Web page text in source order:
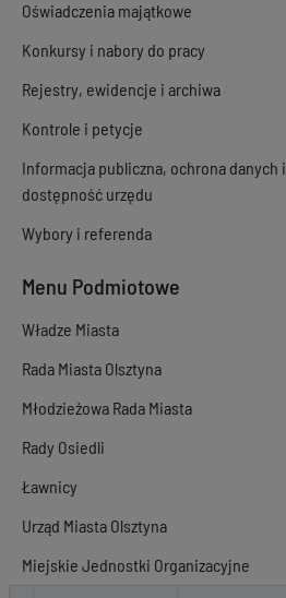
Oświadczenia majątkowe
Konkursy i nabory do pracy
Rejestry, ewidencje i archiwa
Kontrole i petycje
Informacja publiczna, ochrona danych i
dostępność urzędu
Wybory i referenda
Menu Podmiotowe
Władze Miasta
Rada Miasta Olsztyna
Młodzieżowa Rada Miasta
Rady Osiedli
Ławnicy
Urząd Miasta Olsztyna
Miejskie Jednostki Organizacyjne